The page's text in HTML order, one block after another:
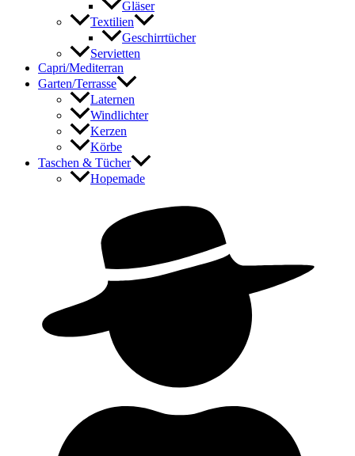
Gläser
Textilien
Geschirrtücher
Servietten
Capri/Mediterran
Garten/Terrasse
Laternen
Windlichter
Kerzen
Körbe
Taschen & Tücher
Hopemade